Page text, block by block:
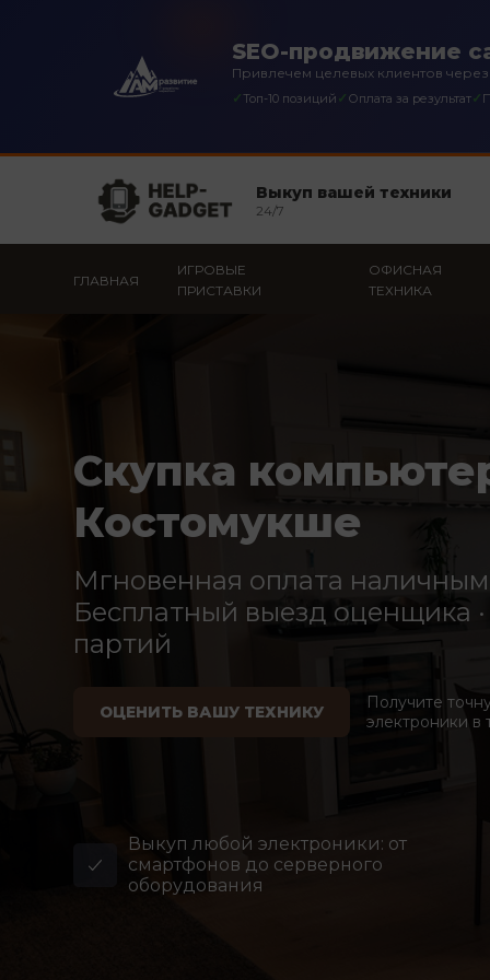
SEO-продвижение
Привлечем целевых клиентов
✓Топ-10 позиций ✓ Оплата за результат✓
Выкуп вашей техники
24/7
ГЛАВНАЯ
ИГРОВЫЕ
ПРИСТАВКИ
ОФИСНАЯ
ТЕХНИКА
Скупка
Костомукше
Мгновенная оплата
Бесплатный выезд оценщика
партий
ОЦЕНИТЬ ВАШУ ТЕХНИКУ
Получите
электроники в
Выкуп любой электроники: от
смартфонов до серверного
оборудования